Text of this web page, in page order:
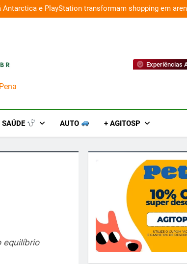
Antarctica e PlayStation transformam shopping em
Experiências
SAÚDE AUTO + AGITOSP
equilíbrio